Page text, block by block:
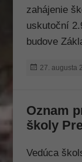
zahájenie
uskutoční
budove
Publikované
27. augusta
Oznam
školy
Vedúca